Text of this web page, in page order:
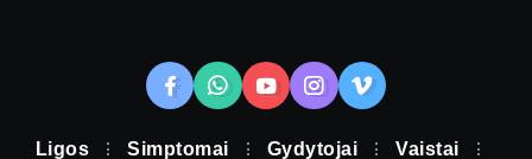
Ligos Simptomai Gydytojai
Vaistai